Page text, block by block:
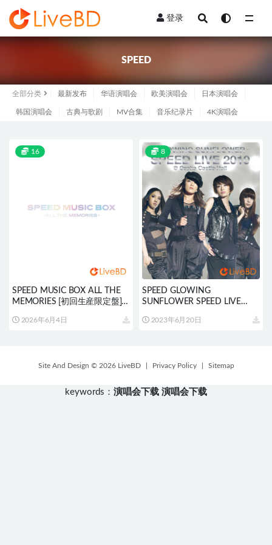
登录
SPEED
全部分类 最新发布 华语演唱会 欧美演唱会 日本演唱会
韩国演唱会 古典与歌剧 MV合集 音乐纪录片 4K演唱会
16
SPEED MUSIC BOX ALL THE
MEMORIES [初回生産限定盤]
90.7G
2026年6月4日
8
SPEED GLOWING
SUNFLOWER SPEED LIVE
蓝光原盘 38.2G
2023年6月20日
Site And Design © 2026 LiveBD Privacy Policy Sitemap
keywords： 演唱会下载 演唱会下载